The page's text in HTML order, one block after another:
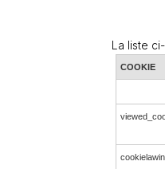
La liste
COOKIE